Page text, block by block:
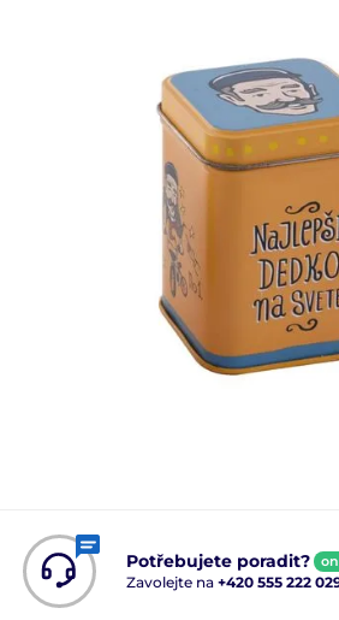
Potřebujete poradit?
Zavolejte na +420 555 222